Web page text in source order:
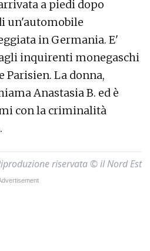
a piedi dopo
un'automobile
in Germania. E'
inquirenti monegaschi
Parisien. La donna,
Anastasia B. ed è
con la criminalità
riservata © il Nord Est